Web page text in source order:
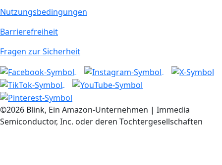
Nutzungsbedingungen
Barrierefreiheit
Fragen zur Sicherheit
©2026 Blink, Ein Amazon-Unternehmen | Immedia
Semiconductor, Inc. oder deren Tochtergesellschaften